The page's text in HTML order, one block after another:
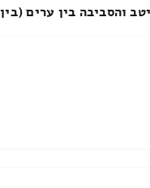
והסביבה בין ערים